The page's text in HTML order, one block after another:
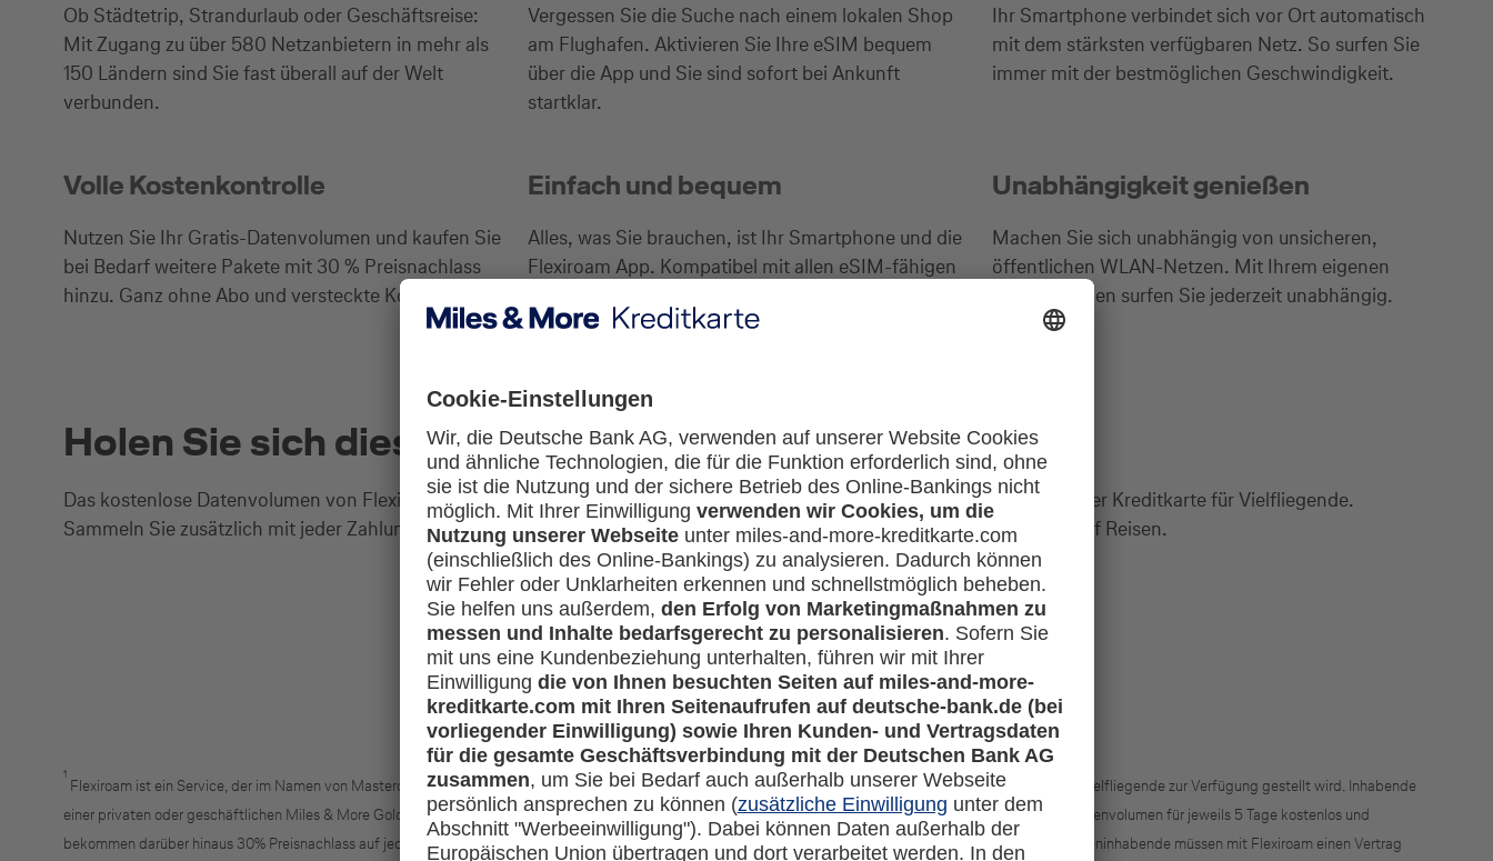
Ob Städtetrip, Strandurlaub oder Geschäftsreise:
Mit Zugang zu über 580 Netzanbietern in mehr als
150 Ländern sind Sie fast überall auf der Welt
verbunden.
Vergessen Sie die Suche nach einem lokalen Shop
am Flughafen. Aktivieren Sie Ihre eSIM bequem
über die App und Sie sind sofort bei Ankunft
startklar.
Ihr Smartphone verbindet sich vor Ort automatisch
mit dem stärksten verfügbaren Netz. So surfen Sie
immer mit der bestmöglichen Geschwindigkeit.
Volle Kostenkontrolle
Nutzen Sie Ihr Gratis-Datenvolumen und kaufen Sie
bei Bedarf weitere Pakete mit 30 % Preisnachlass
hinzu. Ganz ohne Abo und versteckte Kosten.
Einfach und bequem
Alles, was Sie brauchen, ist Ihr Smartphone und die
Flexiroam App. Kompatibel mit allen eSIM-fähigen
Unabhängigkeit genießen
Machen Sie sich unabhängig von unsicheren,
öffentlichen WLAN-Netzen. Mit Ihrem eigenen
Datenvolumen surfen Sie jederzeit unabhängig.
Holen Sie sich diesen und weitere Vorteile
Das kostenlose Datenvolumen von Flexiroam ist nur einer von vielen Vorteilen der Miles & More Gold Credit Card oder einer Kreditkarte für Vielfliegende.
Sammeln Sie zusätzlich mit jeder Zahlung wertvolle Meilen und profitieren Sie von umfassendem Versicherungsschutz
auf Reisen.
Mehr erfahren
1
Flexiroam ist ein Service, der im Namen von Mastercard® für Inhabende einer privaten oder geschäftlichen Miles & More Gold Credit Card oder Kreditkarte für Vielfliegende zur Verfügung gestellt wird. Inhabende
einer privaten oder geschäftlichen Miles & More Gold Credit Card oder Kreditkarte für Vielfliegende erhalten damit auf Wunsch fünfmal im Kalenderjahr 1 GB Datenvolumen für jeweils 5 Tage kostenlos und
bekommen darüber hinaus 30% Preisnachlass auf jede weitere Buchung eines Datenpakets. Der Preisnachlass ist nicht kombinierbar mit anderen Rabatten. Karteninhabende müssen mit Flexiroam einen Vertrag